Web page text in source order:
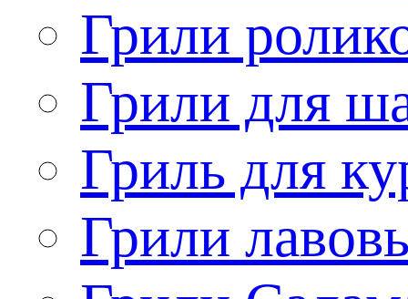
Грили
Грили для
Гриль для
Грили